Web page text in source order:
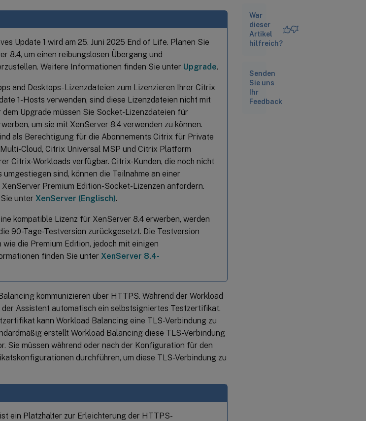
Update 1 wird am 25. Juni 2025 End of Life. Planen Sie
8.4, um einen reibungslosen Übergang und
Weitere Informationen finden Sie unter Upgrade.
and Desktops-Lizenzdateien zum Lizenzieren Ihrer Citrix
1-Hosts verwenden, sind diese Lizenzdateien nicht mit
dem Upgrade müssen Sie Socket-Lizenzdateien für
um sie mit XenServer 8.4 verwenden zu können.
als Berechtigung für die Abonnements Citrix für Private
Cloud, Citrix Universal MSP und Citrix Platform
Citrix-Workloads verfügbar. Citrix-Kunden, die noch nicht
sind, können die Teilnahme an einer
Premium Edition-Socket-Lizenzen anfordern.
unter XenServer (Englisch).
kompatible Lizenz für XenServer 8.4 erwerben, werden
90-Tage-Testversion zurückgesetzt. Die Testversion
die Premium Edition, jedoch mit einigen
finden Sie unter XenServer 8.4-
kommunizieren über HTTPS. Während der Workload
Assistent automatisch ein selbstsigniertes Testzertifikat.
kann Workload Balancing eine TLS-Verbindung zu
erstellt Workload Balancing diese TLS-Verbindung
Sie müssen während oder nach der Konfiguration für den
durchführen, um diese TLS-Verbindung zu
ein Platzhalter zur Erleichterung der HTTPS-
Konfigurieren von
Citrix Hypervisor
zum Überprüfen
Erneutes
Generieren des
selbstsignierten
War
dieser
Artikel
hilfreich?
Senden
Sie uns
Ihr
Feedback